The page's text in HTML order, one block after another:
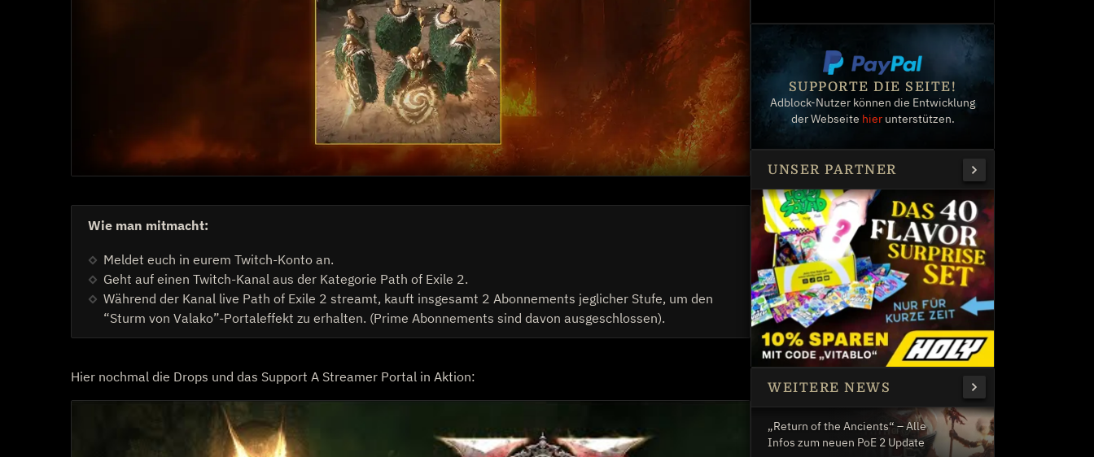
Wie man mitmacht:
Meldet euch in eurem Twitch-Konto an.
Geht auf einen Twitch-Kanal aus der Kategorie Path of Exile 2.
Während der Kanal live Path of Exile 2 streamt, kauft insgesamt 2 Abonnements jeglicher Stufe, um den
“Sturm von Valako”-Portaleffekt zu erhalten. (Prime Abonnements sind davon ausgeschlossen).
Hier nochmal die Drops und das Support A Streamer Portal in Aktion:
SUPPORTE DIE SEITE!
Adblock-Nutzer können die Entwicklung
der Webseite hierunterstützen.
UNSER PARTNER
WEITERE NEWS
„Return of the Ancients“ – Alle
Infos zum neuen PoE 2 Update